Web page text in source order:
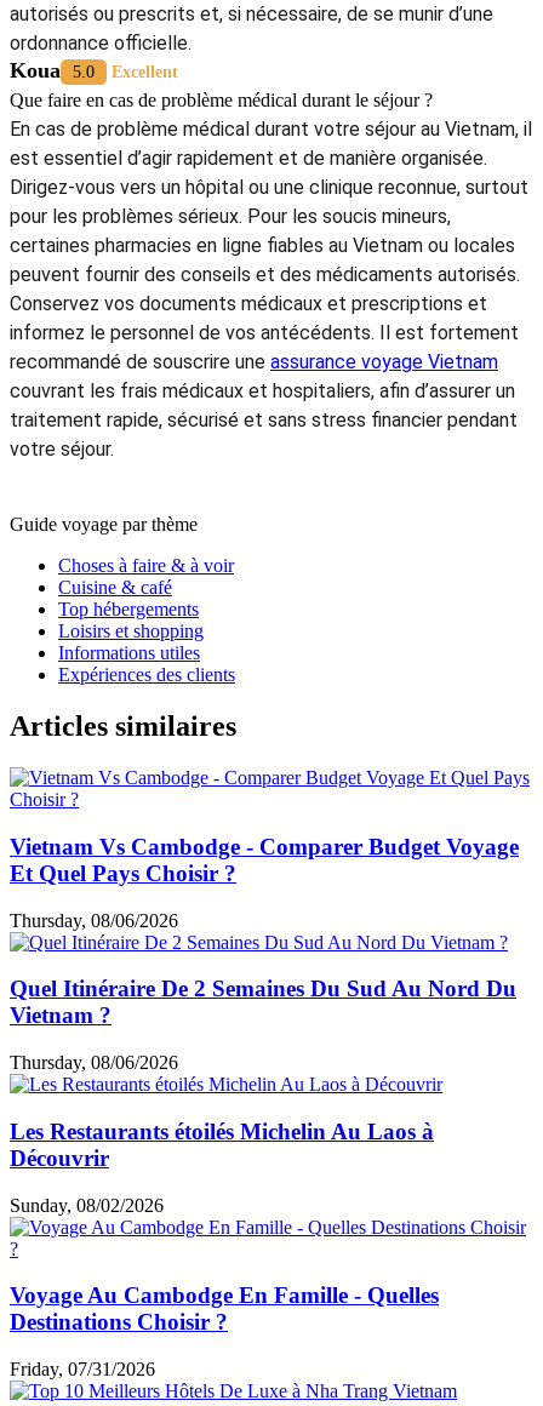
privilégiez des modes de transport sécurisés. Choisissez des
hébergements fiables et adaptés aux enfants. Évitez l’eau du
robinet et consommez des aliments bien cuits pour prévenir
les troubles digestifs. Surveillez toujours vos enfants dans
les espaces publics et enseignez-leur les règles de sécurité
locales. Une trousse de premiers secours et les documents
de voyage doivent être facilement accessibles. En
respectant ces recommandations, vous vous assurez que
votre séjour familial au Vietnam se déroule en toute sécurité
et confort.
Cédric 5.0 Excellent
Quelles sont les conséquences légales du transport de médicaments
non autorisés ?
Transporter desmédicaments non autorisés au Vietnamdans
vos bagages peut entraîner des conséquences légales
sérieuses. Les autorités vietnamiennes considèrent ces
une amende, voire des poursuites pénales, surtout si la
quantité dépasse l’usage personnel ou si le médicament
contient des substances contrôlées. Pour éviter tout
problème, il est conseillé de vérifier à l’avance la législation
vietnamienne, d’apporter uniquement des médicaments
autorisés ou prescrits et, si nécessaire, de se munir d’une
Koua 5.0 Excellent
Que faire en cas de problème médical durant le séjour ?
En cas de problème médical durant votre séjour au Vietnam, il
Dirigez-vous vers un hôpital ou une clinique reconnue, surtout
pour les problèmes sérieux. Pour les soucis mineurs,
certaines pharmacies en ligne fiables au Vietnam ou locales
peuvent fournir des conseils et des médicaments autorisés.
informez le personnel de vos antécédents. Il est fortement
recommandé de souscrire une
couvrant les frais médicaux et hospitaliers, afin d’assurer un
traitement rapide, sécurisé et sans stress financier pendant
Choses à faire & à voir
Loisirs et shopping
Informations utiles
Articles similaires